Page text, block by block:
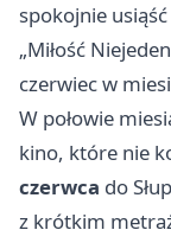
spokojnie
„Miłość
czerwiec w
W połowie
kino, które nie
czerwca do
z krótkim